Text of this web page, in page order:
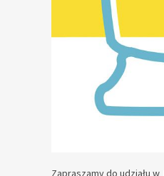
Zapraszamy do udziału w